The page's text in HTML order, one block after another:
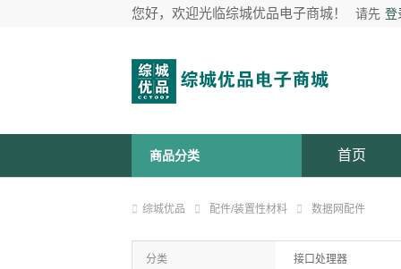
您好，欢迎光临综城优品电子商城！ 请先 登
商品分类 首页
综城优品 配件/装置性材料 数据网配件
分类 接口处理器